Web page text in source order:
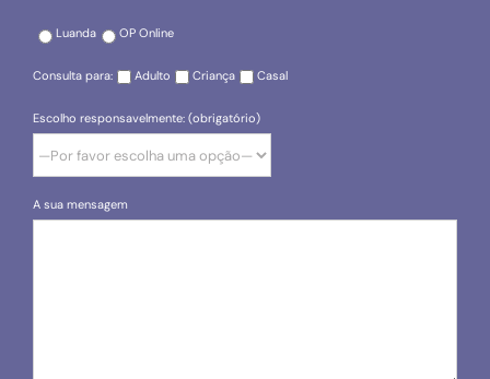
Luanda OP Online
Consulta para: Adulto Criança Casal
Escolho responsavelmente: (obrigatório)
A sua mensagem